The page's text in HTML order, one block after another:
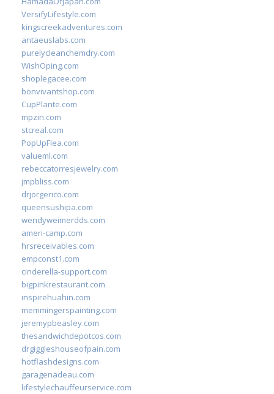
VersifyLifestyle.com
kingscreekadventures.com
antaeuslabs.com
purelycleanchemdry.com
WishOping.com
shoplegacee.com
bonvivantshop.com
CupPlante.com
mpzin.com
stcreal.com
PopUpFlea.com
valueml.com
rebeccatorresjewelry.com
jmpbliss.com
drjorgerico.com
queensushipa.com
wendyweimerdds.com
ameri-camp.com
hrsreceivables.com
empconst1.com
cinderella-support.com
bigpinkrestaurant.com
inspirehuahin.com
memmingerspainting.com
jeremypbeasley.com
thesandwichdepotcos.com
drgiggleshouseofpain.com
hotflashdesigns.com
garagenadeau.com
lifestylechauffeurservice.com